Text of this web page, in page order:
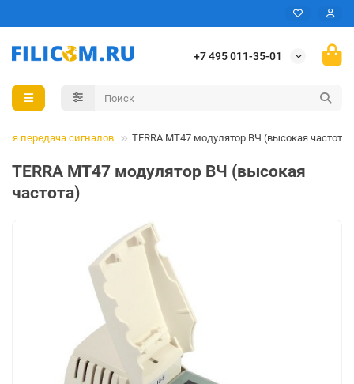
+7 495 011-35-01
передача сигналов TERRA MT47 модулятор ВЧ (высокая частота)
TERRA MT47 модулятор ВЧ (высокая
частота)